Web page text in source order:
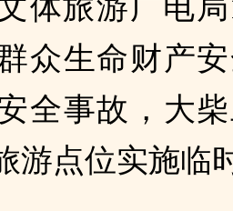
体旅游广电局
众生命财产
全事故，大
游点位实施临